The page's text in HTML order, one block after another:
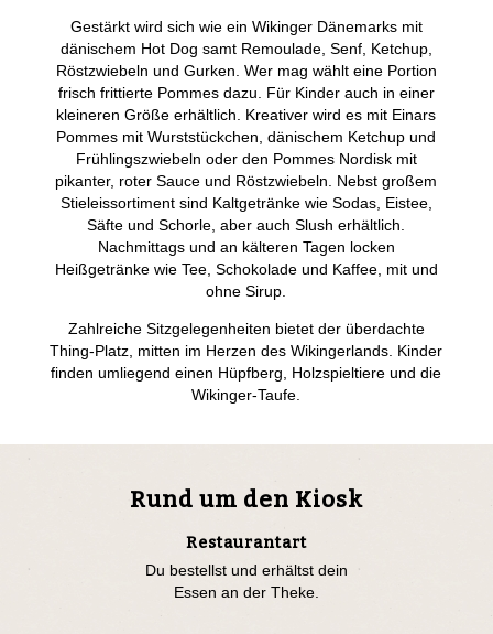
Gestärkt wird sich wie ein Wikinger Dänemarks mit
dänischem Hot Dog samt Remoulade, Senf, Ketchup,
Röstzwiebeln und Gurken. Wer mag wählt eine Portion
frisch frittierte Pommes dazu. Für Kinder auch in einer
kleineren Größe erhältlich. Kreativer wird es mit Einars
Pommes mit Wurststückchen, dänischem Ketchup und
Frühlingszwiebeln oder den Pommes Nordisk mit
pikanter, roter Sauce und Röstzwiebeln. Nebst großem
Stieleissortiment sind Kaltgetränke wie Sodas, Eistee,
Säfte und Schorle, aber auch Slush erhältlich.
Nachmittags und an kälteren Tagen locken
Heißgetränke wie Tee, Schokolade und Kaffee, mit und
ohne Sirup.
Zahlreiche Sitzgelegenheiten bietet der überdachte
Thing-Platz, mitten im Herzen des Wikingerlands. Kinder
finden umliegend einen Hüpfberg, Holzspieltiere und die
Wikinger-Taufe.
Rund um den Kiosk
Restaurantart
Du bestellst und erhältst dein
Essen an der Theke.